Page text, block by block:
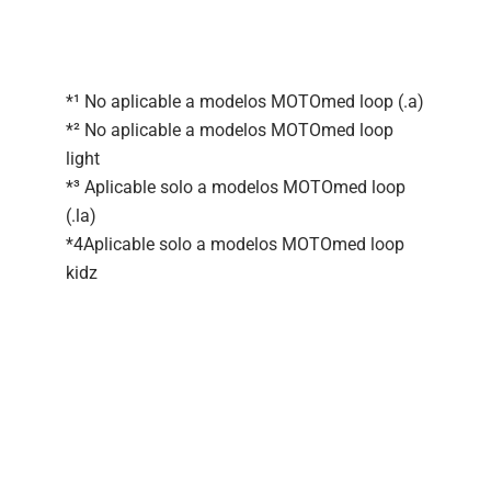
*¹ No aplicable a modelos MOTOmed loop (.a)
*² No aplicable a modelos MOTOmed loop
light
*³ Aplicable solo a modelos MOTOmed loop
(.la)
*4Aplicable solo a modelos MOTOmed loop
kidz